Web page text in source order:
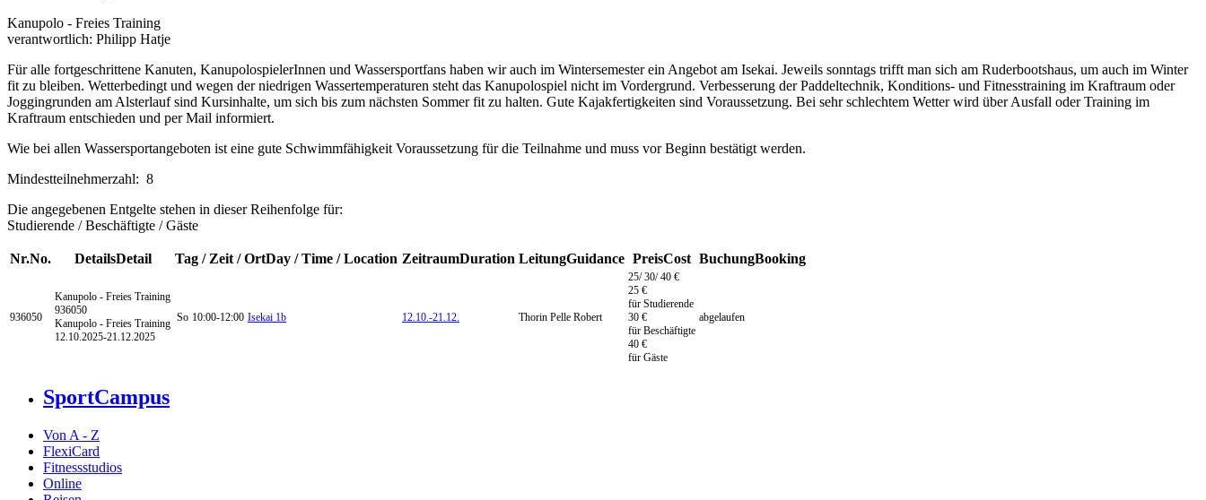
Kanupolo - Freies Training
verantwortlich: Philipp Hatje
Für alle fortgeschrittene Kanuten, KanupolospielerInnen und Wassersportfans haben wir auch im Wintersemester ein Angebot am Isekai. Jeweils sonntags trifft man sich am Ruderbootshaus, um auch im Winter
fit zu bleiben. Wetterbedingt und wegen der niedrigen Wassertemperaturen steht das Kanupolospiel nicht im Vordergrund. Verbesserung der Paddeltechnik, Konditions- und Fitnesstraining im Kraftraum oder
Joggingrunden am Alsterlauf sind Kursinhalte, um sich bis zum nächsten Sommer fit zu halten. Gute Kajakfertigkeiten sind Voraussetzung. Bei sehr schlechtem Wetter wird über Ausfall oder Training im
Kraftraum entschieden und per Mail informiert.
Wie bei allen Wassersportangeboten ist eine gute Schwimmfähigkeit Voraussetzung für die Teilnahme und muss vor Beginn bestätigt werden.
Mindestteilnehmerzahl: 8
Die angegebenen Entgelte stehen in dieser Reihenfolge für:
Studierende / Beschäftigte / Gäste
Nr.No. DetailsDetail Tag / Zeit / OrtDay / Time / Location ZeitraumDuration LeitungGuidance PreisCost BuchungBooking
936050
Kanupolo - Freies Training
936050
Kanupolo - Freies Training
12.10.2025-21.12.2025
So 10:00-12:00 Isekai 1b 12.10.-21.12. Thorin Pelle Robert
25/ 30/ 40 €
25 €
für Studierende
30 €
für Beschäftigte
40 €
für Gäste
abgelaufen
SportCampus
Von A - Z
FlexiCard
Fitnessstudios
Online